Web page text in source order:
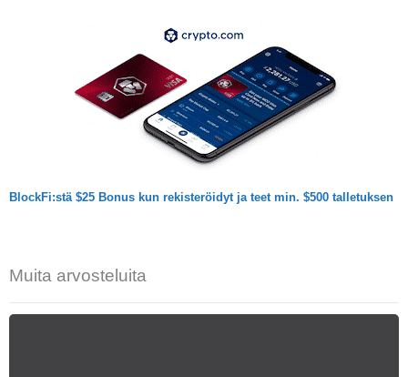
BlockFi:stä $25 Bonus kun rekisteröidyt ja teet min. $500 talletuksen
Muita arvosteluita